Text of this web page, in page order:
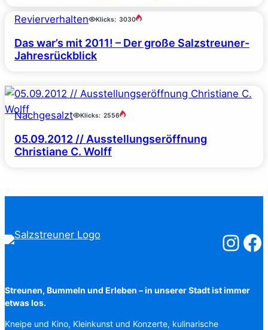
Revierverhalten Klicks: 3030
Das war’s mit 2011! – Der große Salzstreuner-
Jahresrückblick
Nachgesalzt Klicks: 2556
05.09.2012 // Ausstellungseröffnung
Christiane C. Wolff
Streunen, Bummeln und Erleben – in unserer Stadt ist immer
etwas los.
Kneipe und Kino, Kleinkunst und Konzerte, kulinarische